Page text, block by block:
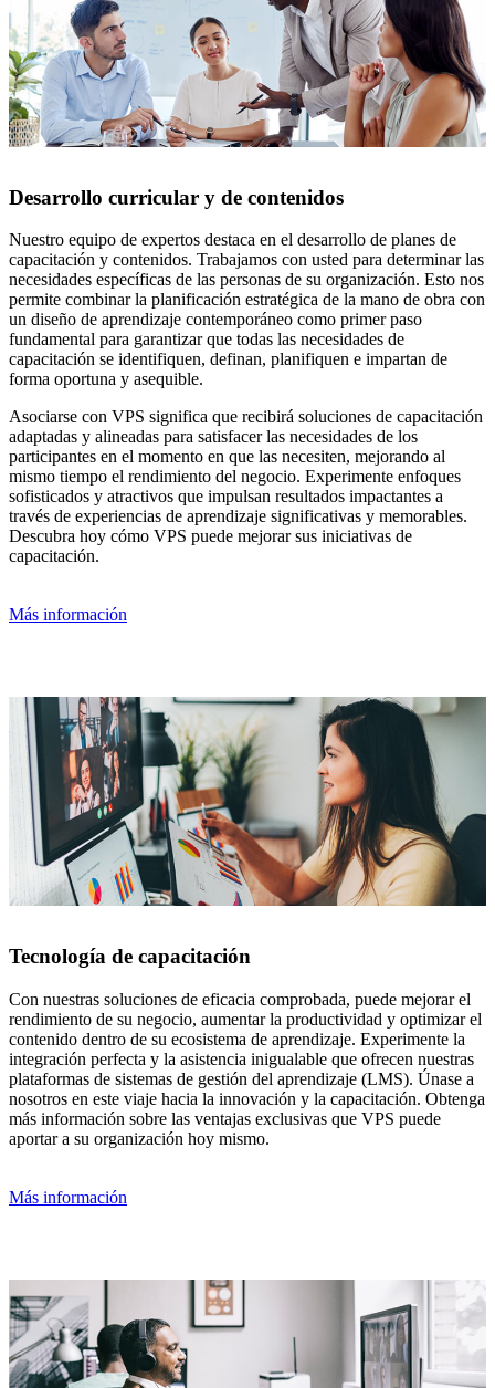
Desarrollo curricular y de contenidos
Nuestro equipo de expertos destaca en el desarrollo de planes de
capacitación y contenidos. Trabajamos con usted para determinar las
necesidades específicas de las personas de su organización. Esto nos
permite combinar la planificación estratégica de la mano de obra con
un diseño de aprendizaje contemporáneo como primer paso
fundamental para garantizar que todas las necesidades de
capacitación se identifiquen, definan, planifiquen e impartan de
forma oportuna y asequible.
Asociarse con VPS significa que recibirá soluciones de capacitación
adaptadas y alineadas para satisfacer las necesidades de los
participantes en el momento en que las necesiten, mejorando al
mismo tiempo el rendimiento del negocio. Experimente enfoques
sofisticados y atractivos que impulsan resultados impactantes a
través de experiencias de aprendizaje significativas y memorables.
Descubra hoy cómo VPS puede mejorar sus iniciativas de
capacitación.
Más información
Tecnología de capacitación
Con nuestras soluciones de eficacia comprobada, puede mejorar el
rendimiento de su negocio, aumentar la productividad y optimizar el
contenido dentro de su ecosistema de aprendizaje. Experimente la
integración perfecta y la asistencia inigualable que ofrecen nuestras
plataformas de sistemas de gestión del aprendizaje (LMS). Únase a
nosotros en este viaje hacia la innovación y la capacitación. Obtenga
más información sobre las ventajas exclusivas que VPS puede
aportar a su organización hoy mismo.
Más información